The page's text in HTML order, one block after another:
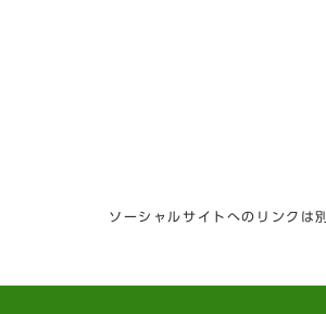
ソーシャルサイトへのリンクは